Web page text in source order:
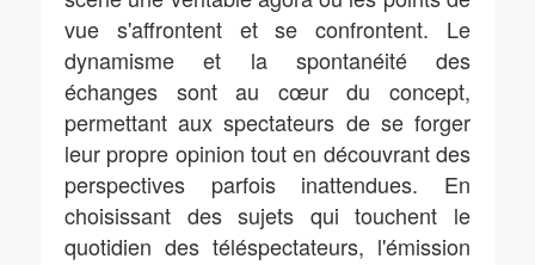
vue s'affrontent et se confrontent. Le
dynamisme et la spontanéité des
échanges sont au cœur du concept,
permettant aux spectateurs de se forger
leur propre opinion tout en découvrant des
perspectives parfois inattendues. En
choisissant des sujets qui touchent le
quotidien des téléspectateurs, l'émission